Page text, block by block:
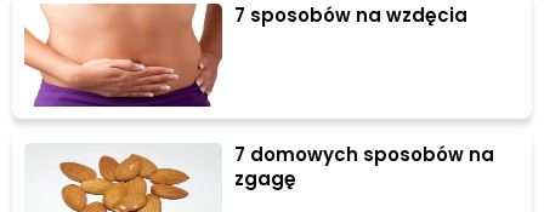
7 sposobów na wzdęcia
7 domowych sposobów na
zgagę